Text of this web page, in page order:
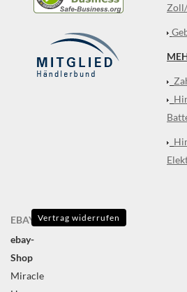
EBAY
ebay-
Shop
Miracle
Vertrag widerrufen